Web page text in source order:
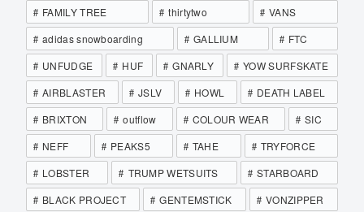
FAMILY TREE
thirtytwo
VANS
adidas snowboarding
GALLIUM
FTC
UNFUDGE
HUF GNARLY
YOW SURFSKATE
AIRBLASTER
JSLV HOWL
DEATH LABEL
BRIXTON
outflow COLOUR WEAR
SIC
NEFF
PEAKS5 TAHE
TRYFORCE
LOBSTER
TRUMP WETSUITS
STARBOARD
BLACK PROJECT
GENTEMSTICK
VONZIPPER